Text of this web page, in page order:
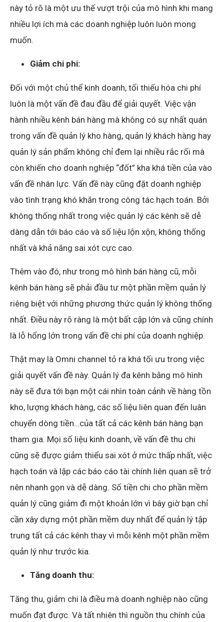
này tỏ rõ là một ưu thế vượt trội của mô hình khi mang
nhiều lợi ích mà các doanh nghiệp luôn luôn mong
muốn.
Giảm chi phi:
Đối với một chủ thể kinh doanh, tối thiếu hóa chi phí
luôn là một vấn đề đau đầu để giải quyết. Việc vận
hành nhiều kênh bán hàng mà không có sự nhất quán
trong vấn đề quản lý kho hàng, quản lý khách hàng hay
quản lý sản phẩm không chỉ đem lại nhiều rắc rối mà
còn khiến cho doanh nghiệp “đốt” kha khá tiền của vào
vấn đề nhân lực. Vấn đề này cũng đặt doanh nghiệp
vào tình trạng khó khăn trong công tác hạch toán. Bởi
không thống nhất trong việc quản lý các kênh sẽ dễ
dàng dẫn tới báo cáo và số liệu lộn xộn, không thống
nhất và khả năng sai xót cực cao.
Thêm vào đó, như trong mô hình bán hàng cũ, mỗi
kênh bán hàng sẽ phải đầu tư một phần mềm quản lý
riêng biệt với những phương thức quản lý không thống
nhất. Điều này rõ ràng là một bất cập lớn và cũng chính
là lỗ hổng lớn trong vấn đề chi phí của doanh nghiệp.
Thật may là Omni channel tỏ ra khá tối ưu trong việc
giải quyết vấn đề này. Quản lý đa kênh bằng mô hình
này sẽ đưa tới bạn một cái nhìn toàn cảnh về hàng tồn
kho, lượng khách hàng, các số liệu liên quan đến luân
chuyển dòng tiền…của tất cả các kênh bán hàng bạn
tham gia. Mọi số liệu kinh doanh, về vấn đề thu chi
cũng sẽ được giảm thiểu sai xót ở mức thấp nhất, việc
hạch toán và lập các báo cáo tài chính liên quan sẽ trở
nên nhanh gọn và dễ dàng. Số tiền chi cho phần mềm
quản lý cũng giảm đi một khoản lớn vì bây giờ bạn chỉ
cần xây dựng một phần mềm duy nhất để quản lý tập
trung tất cả các kênh thay vì mỗi kênh một phần mềm
quản lý như trước kia.
Tăng doanh thu:
Tăng thu, giảm chi là điều mà doanh nghiệp nào cũng
muốn đạt được. Và tất nhiên thì nguồn thu chính của